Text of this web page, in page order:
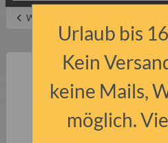
Werkzeug
Urlaub bis
Kein
keine Mails,
möglich.